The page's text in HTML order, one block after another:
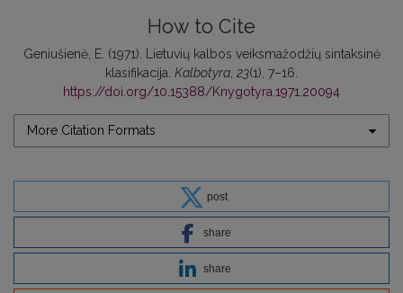
How to Cite
Geniušienė, E. (1971). Lietuvių kalbos veiksmažodžių sintaksinė
klasifikacija. Kalbotyra 23(1), 7–16.
https://doi.org/10.15388/Knygotyra.1971.20094
More Citation Formats
post
share
share